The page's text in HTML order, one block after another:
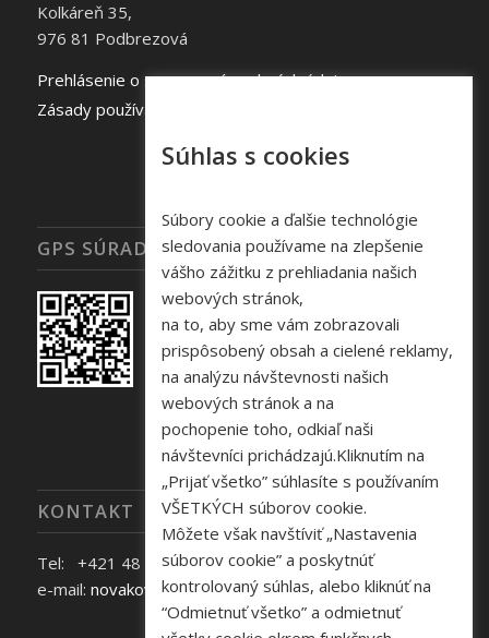
Kolkáreň 35,
976 81 Podbrezová
Prehlásenie o spracovaní osobných údajov
Zásady používania súborov cookie
GPS SÚRADNICE
KONTAKT
Tel: +421 48 645 40 35
e-mail: novakova@zelpo.sk
Súhlas s cookies
Súbory cookie a ďalšie technológie
sledovania používame na zlepšenie
vášho zážitku z prehliadania našich
webových stránok,
na to, aby sme vám zobrazovali
prispôsobený obsah a cielené reklamy,
na analýzu návštevnosti našich
webových stránok a na
pochopenie toho, odkiaľ naši
návštevníci prichádzajú.Kliknutím na
„Prijať všetko” súhlasíte s používaním
VŠETKÝCH súborov cookie.
Môžete však navštíviť „Nastavenia
súborov cookie” a poskytnúť
kontrolovaný súhlas, alebo kliknúť na
“Odmietnuť všetko” a odmietnuť